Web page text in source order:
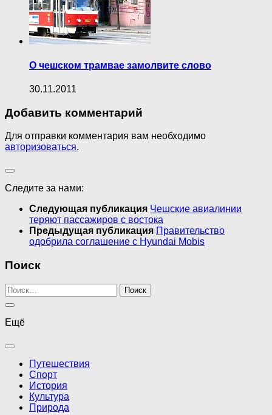
О чешском трамвае замолвите слово
30.11.2011
Добавить комментарий
Для отправки комментария вам необходимо
авторизоваться.
Следите за нами:
Следующая публикация Чешские авиалинии
теряют пассажиров с востока
Предыдущая публикация Правительство
одобрила соглашение с Hyundai Mobis
Поиск
Найти:
Ещё
Путешествия
Спорт
История
Культура
Природа